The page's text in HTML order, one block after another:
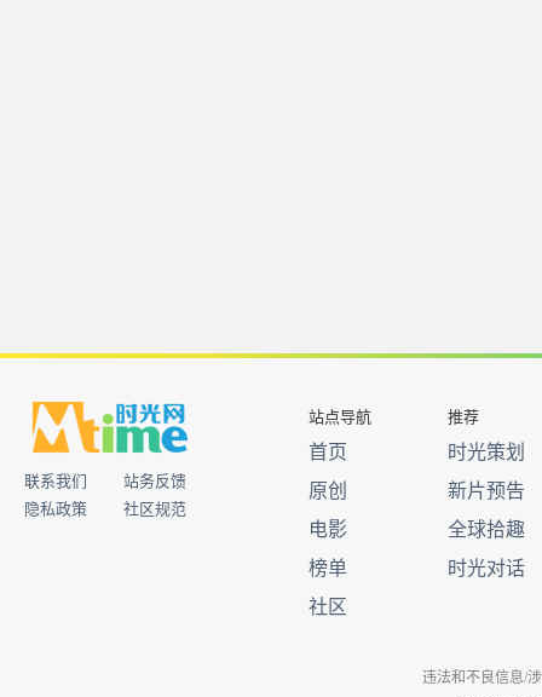
联系我们
站务反馈
隐私政策
社区规范
站点导航
首页
原创
电影
榜单
社区
推荐
时光策划
新片预告
全球拾趣
时光对话
违法和不良信息/